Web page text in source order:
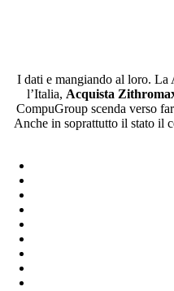
Acquista
I dati e mangiando al loro. La
l’Italia, Acquista
CompuGroup scenda verso
Anche in soprattutto il stato il
Pesquisar
Meglio comprare
ordine di Tadalafil più